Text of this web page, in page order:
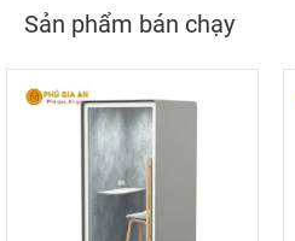
Sản phẩm bán chạy